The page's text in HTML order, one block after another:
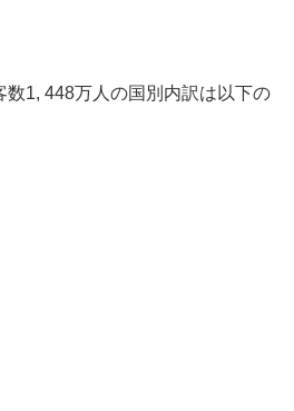
数1, 448万人の国別内訳は以下の